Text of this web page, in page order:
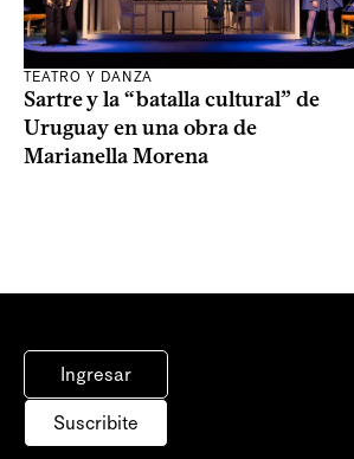
TEATRO Y DANZA
Sartre y la “batalla cultural” de
Uruguay en una obra de
Marianella Morena
Ingresar
Suscribite